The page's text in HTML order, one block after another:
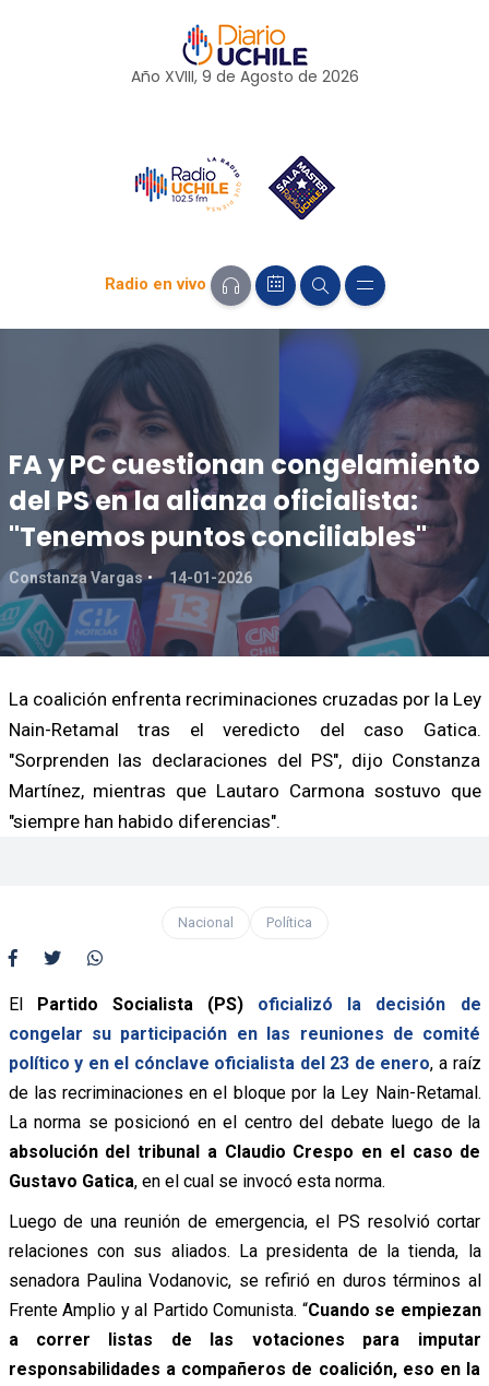
Año XVIII, 9 de Agosto de 2026
Radio en vivo
FA y PC cuestionan congelamiento
del PS en la alianza oficialista:
"Tenemos puntos conciliables"
Constanza Vargas 14-01-2026
La coalición enfrenta recriminaciones cruzadas por la Ley
Nain-Retamal tras el veredicto del caso Gatica.
"Sorprenden las declaraciones del PS", dijo Constanza
Martínez, mientras que Lautaro Carmona sostuvo que
"siempre han habido diferencias".
Nacional Política
El Partido Socialista (PS) oficializó la decisión de
congelar su participación en las reuniones de comité
político y en el cónclave oficialista del 23 de enero, a raíz
de las recriminaciones en el bloque por la Ley Nain-Retamal.
La norma se posicionó en el centro del debate luego de la
absolución del tribunal a Claudio Crespo en el caso de
Gustavo Gatica, en el cual se invocó esta norma.
Luego de una reunión de emergencia, el PS resolvió cortar
relaciones con sus aliados. La presidenta de la tienda, la
senadora Paulina Vodanovic, se refirió en duros términos al
Frente Amplio y al Partido Comunista. “Cuando se empiezan
a correr listas de las votaciones para imputar
responsabilidades a compañeros de coalición, eso en la